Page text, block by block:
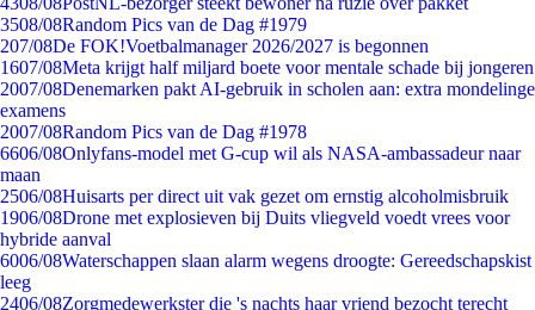
3508/08Random Pics van de Dag #1979
207/08De FOK!Voetbalmanager 2026/2027 is begonnen
1607/08Meta krijgt half miljard boete voor mentale schade bij jongeren
2007/08Denemarken pakt AI-gebruik in scholen aan: extra mondelinge
examens
2007/08Random Pics van de Dag #1978
6606/08Onlyfans-model met G-cup wil als NASA-ambassadeur naar
maan
2506/08Huisarts per direct uit vak gezet om ernstig alcoholmisbruik
1906/08Drone met explosieven bij Duits vliegveld voedt vrees voor
hybride aanval
6006/08Waterschappen slaan alarm wegens droogte: Gereedschapskist
leeg
2406/08Zorgmedewerkster die 's nachts haar vriend bezocht terecht